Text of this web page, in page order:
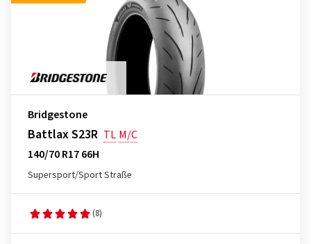
Bridgestone
Battlax S23R TL M/C
140/70 R17 66H
Supersport/Sport Straße
(8)